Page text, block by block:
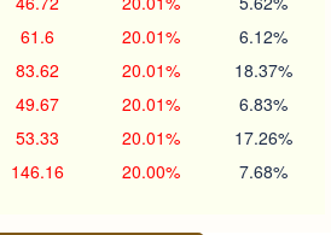
61.6 20.01% 6.12%
83.62 20.01% 18.37%
49.67 20.01% 6.83%
53.33 20.01% 17.26%
146.16 20.00% 7.68%